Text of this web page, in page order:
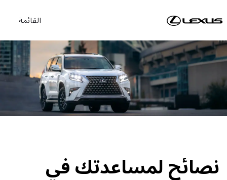
القائمة
نصائح لمساعدتك في